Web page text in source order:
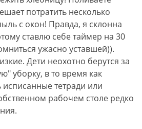
потратить несколько
с окон! Правда, я склонна
ставлю себе таймер на 30
ужасно уставшей)).
Дети неохотно берутся за
уборку, в то время как
тетради или
рабочем столе редко